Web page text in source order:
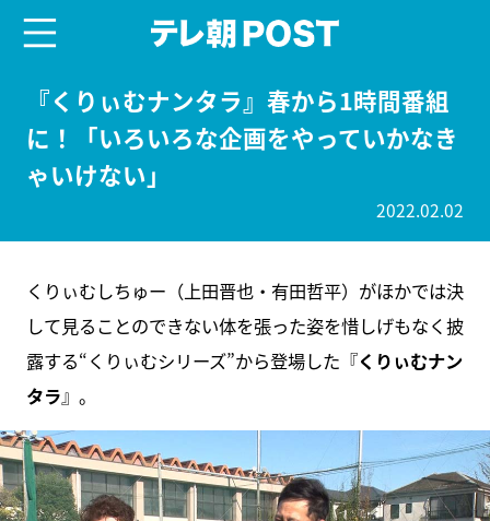
『くりぃむナンタラ』春から1時間番組
に！「いろいろな企画をやっていかなき
ゃいけない」
2022.02.02
くりぃむしちゅー（上田晋也・有田哲平）がほかでは決
して見ることのできない体を張った姿を惜しげもなく披
露する“くりぃむシリーズ”から登場した『くりぃむナン
タラ』。